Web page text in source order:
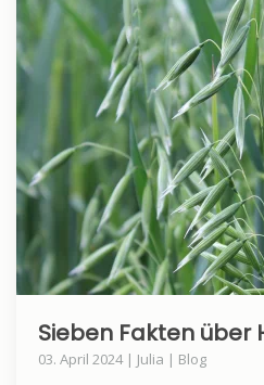
Sieben Fakten über
03. April 2024 | Julia | Blog